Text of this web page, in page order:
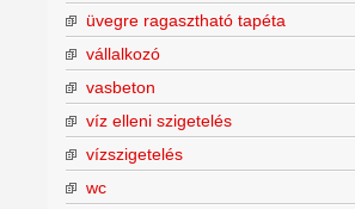
üvegre ragasztható tapéta
vállalkozó
vasbeton
víz elleni szigetelés
vízszigetelés
wc